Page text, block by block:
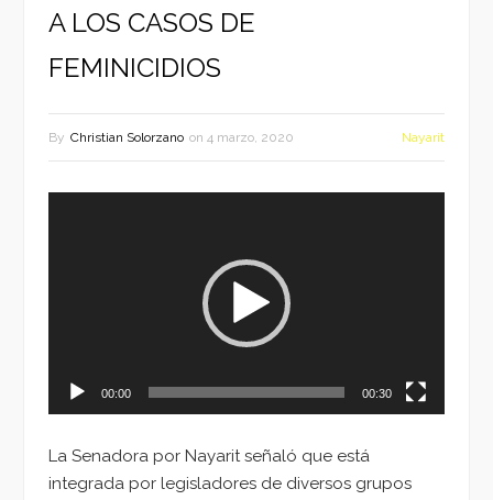
A LOS CASOS DE
FEMINICIDIOS
By Christian Solorzano on 4 marzo, 2020 Nayarit
00:00 00:30
La Senadora por Nayarit señaló que está
integrada por legisladores de diversos grupos